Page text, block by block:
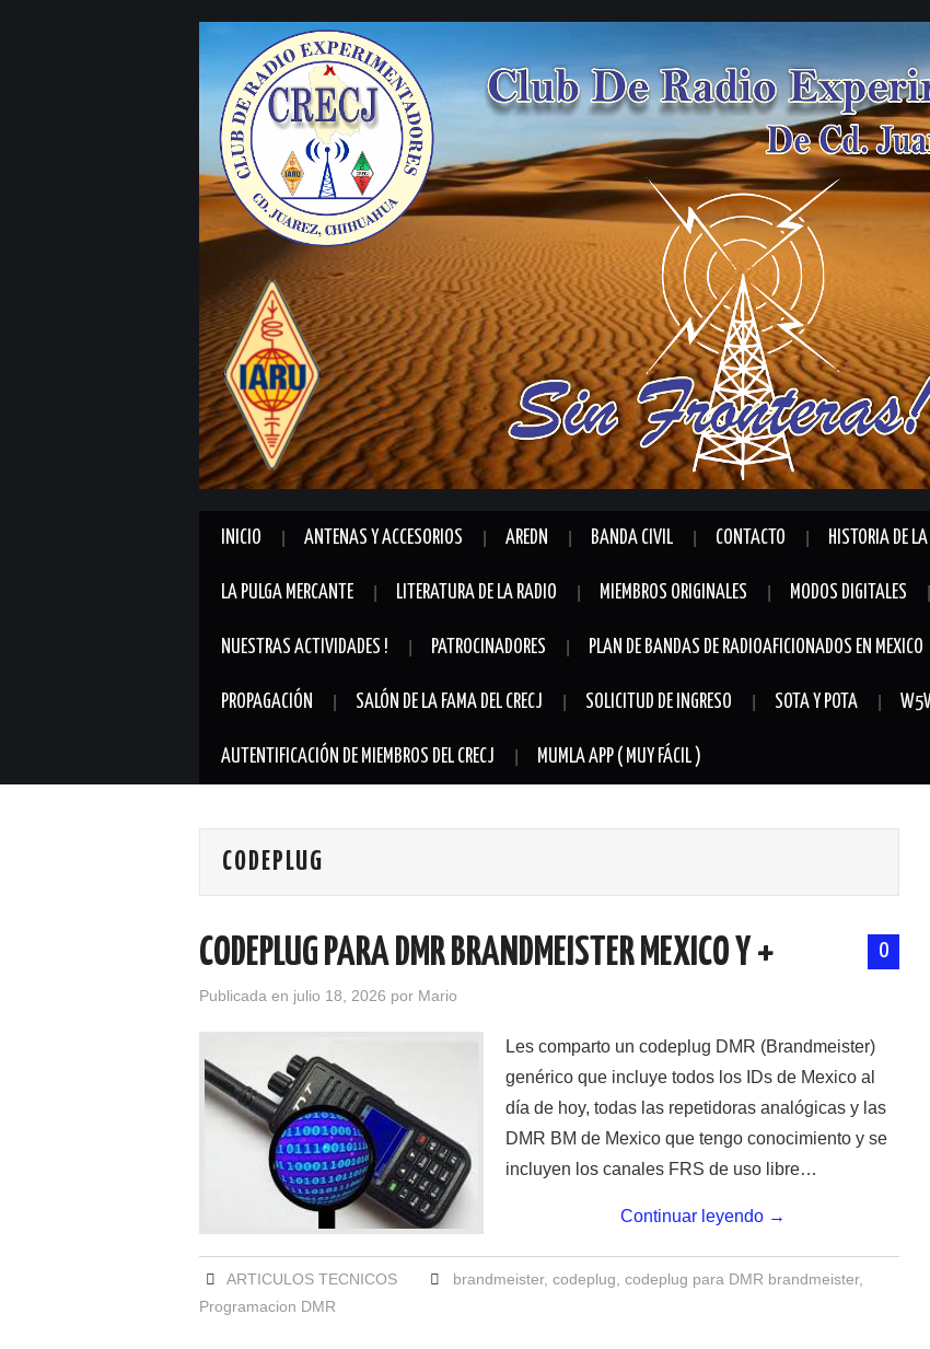
INICIO ANTENAS Y ACCESORIOS AREDN BANDA CIVIL CONTACTO HISTORIA DE
LA PULGA MERCANTE LITERATURA DE LA RADIO MIEMBROS ORIGINALES MODOS DIGITALES
NUESTRAS ACTIVIDADES ! PATROCINADORES PLAN DE BANDAS DE RADIOAFICIONADOS EN MEXICO
PROPAGACIÓN SALÓN DE LA FAMA DEL CRECJ SOLICITUD DE INGRESO SOTA Y POTA
AUTENTIFICACIÓN DE MIEMBROS DEL CRECJ MUMLA APP ( MUY FÁCIL )
CODEPLUG
0
CODEPLUG PARA DMR BRANDMEISTER MEXICO Y +
Publicada en julio 18, 2026 por Mario
Les comparto un codeplug DMR (Brandmeister)
genérico que incluye todos los IDs de Mexico al
día de hoy, todas las repetidoras analógicas y las
DMR BM de Mexico que tengo conocimiento y se
incluyen los canales FRS de uso libre…
Continuar leyendo →
ARTICULOS TECNICOS brandmeister, codeplug codeplug para DMR brandmeister,
Programacion DMR